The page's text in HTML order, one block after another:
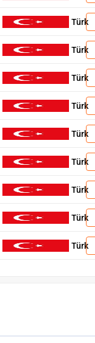
Türk
Türk
Türk
Türk
Türk
Türk
Türk
Türk
Türk